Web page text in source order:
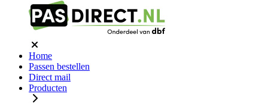
Home
Passen bestellen
Direct mail
Producten